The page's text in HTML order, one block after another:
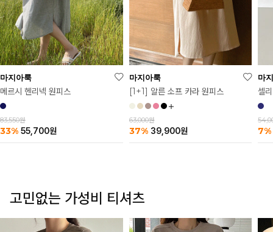
마지아룩
메르시 헨리넥 원피스
83,550원
33% 55,700원
마지아룩
[1+1] 알른 소프 카라 원피스
63,000원
37% 39,900원
마
셀
7%
고민없는 가성비 티셔츠